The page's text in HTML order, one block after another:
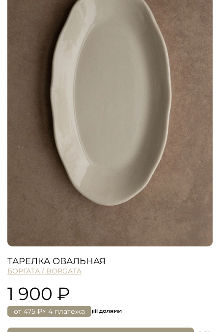
ТАРЕЛКА ОВАЛЬНАЯ
БОРГАТА / BORGATA
1 900 ₽
от 475 ₽× 4 платежа